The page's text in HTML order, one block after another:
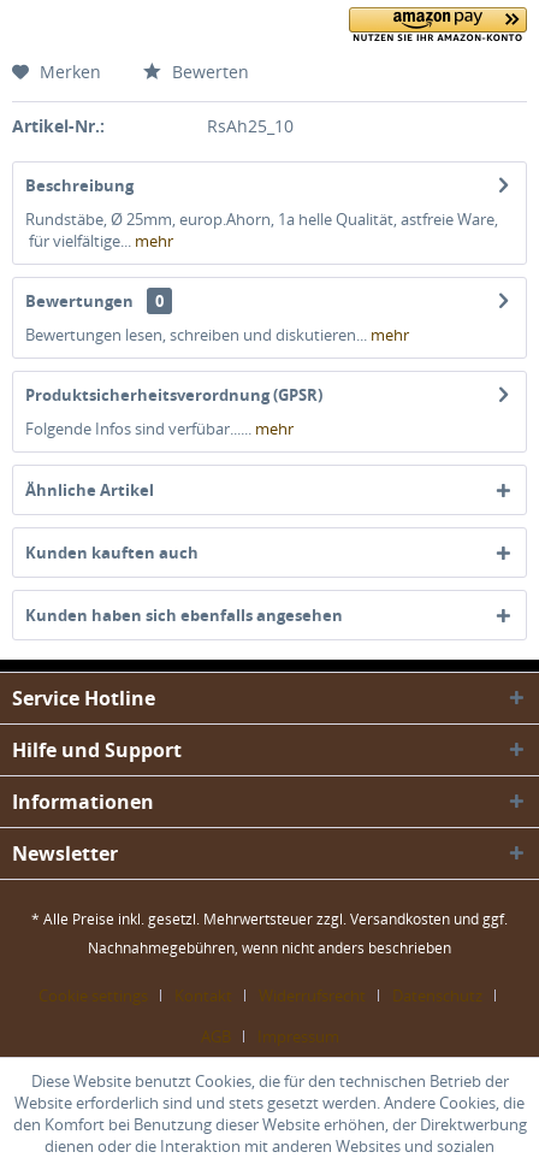
Merken Bewerten
Artikel-Nr.: RsAh25_10
Beschreibung
Rundstäbe, Ø 25mm, europ.Ahorn, 1a helle Qualität, astfreie Ware,
für vielfältige... mehr
Bewertungen
0
Bewertungen lesen, schreiben und diskutieren... mehr
Produktsicherheitsverordnung (GPSR)
Folgende Infos sind verfübar...... mehr
Ähnliche Artikel
Kunden kauften auch
Kunden haben sich ebenfalls angesehen
Service Hotline
Hilfe und Support
Informationen
Newsletter
* Alle Preise inkl. gesetzl. Mehrwertsteuer zzgl.Versandkosten und ggf.
Nachnahmegebühren, wenn nicht anders beschrieben
Cookie settings Kontakt Widerrufsrecht
Datenschutz
AGB
Impressum
Diese Website benutzt Cookies, die für den technischen Betrieb der
Website erforderlich sind und stets gesetzt werden. Andere Cookies, die
den Komfort bei Benutzung dieser Website erhöhen, der Direktwerbung
dienen oder die Interaktion mit anderen Websites und sozialen